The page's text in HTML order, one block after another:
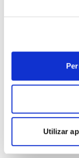
Utilizar